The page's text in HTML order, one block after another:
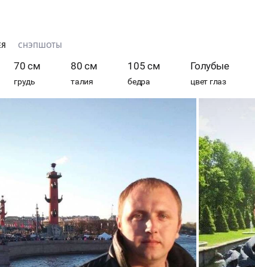
СНЭПШОТЫ
70 см
грудь
80 см
талия
105 см
бедра
Голубые
цвет глаз